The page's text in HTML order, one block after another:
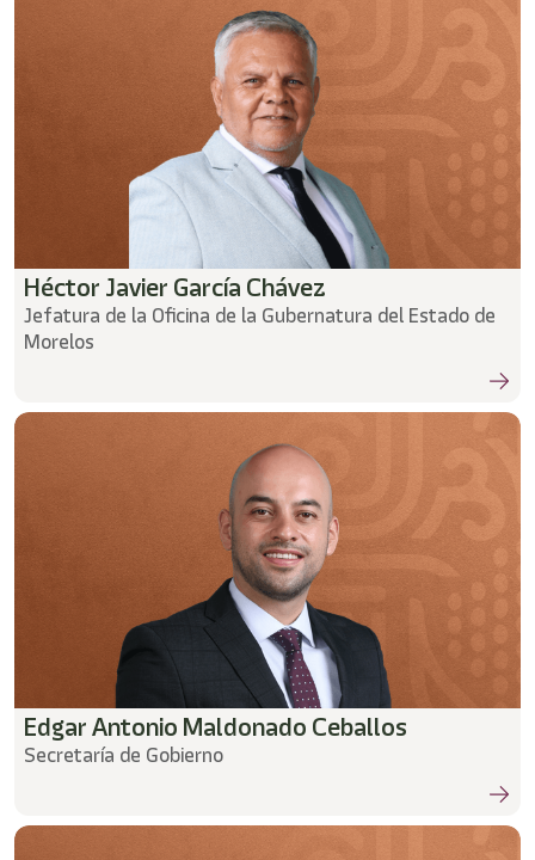
Héctor Javier García Chávez
Jefatura de la Oficina de la Gubernatura del Estado de
Morelos
Edgar Antonio Maldonado Ceballos
Secretaría de Gobierno